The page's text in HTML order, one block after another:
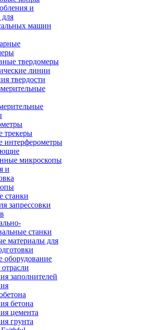
и
для
машин
твердомеры
линии
твердости
трекеры
интерферометры
микроскопы
и
станки
запрессовки
станки
материалы для
оборудование
заполнителей
бетона
цемента
грунта